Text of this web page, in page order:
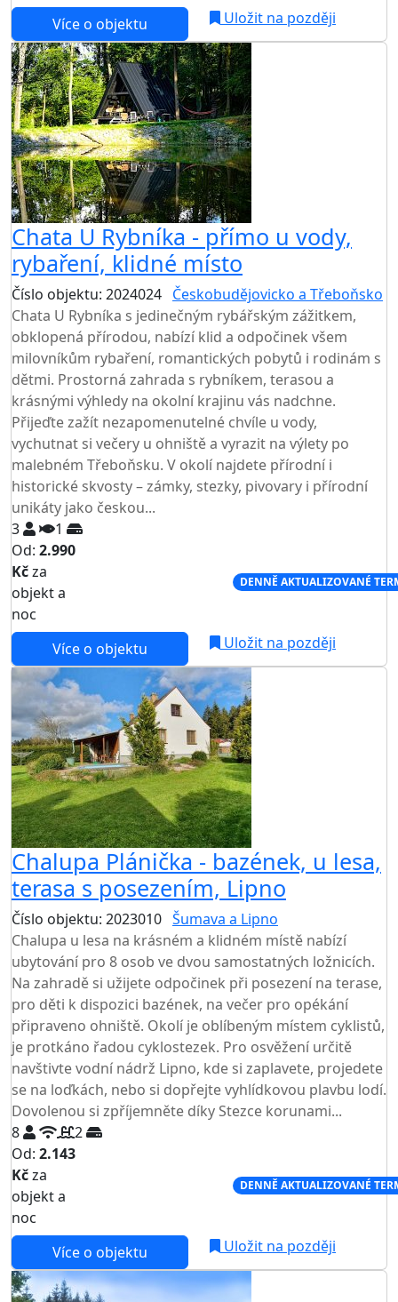
Více o objektu Uložit na později
Chata U Rybníka - přímo u vody,
rybaření, klidné místo
Číslo objektu: 2024024 Českobudějovicko a Třeboňsko
Chata U Rybníka s jedinečným rybářským zážitkem,
obklopená přírodou, nabízí klid a odpočinek všem
milovníkům rybaření, romantických pobytů i rodinám s
dětmi. Prostorná zahrada s rybníkem, terasou a
krásnými výhledy na okolní krajinu vás nadchne.
Přijeďte zažít nezapomenutelné chvíle u vody,
vychutnat si večery u ohniště a vyrazit na výlety po
malebném Třeboňsku. V okolí najdete přírodní i
historické skvosty – zámky, stezky, pivovary i přírodní
unikáty jako českou...
3
1
Od: 2.990
Kčza
objekt a
noc
DENNĚ AKTUALIZOVANÉ
Více o objektu Uložit na později
Chalupa Plánička - bazének, u lesa,
terasa s posezením, Lipno
Číslo objektu: 2023010 Šumava a Lipno
Chalupa u lesa na krásném a klidném místě nabízí
ubytování pro 8 osob ve dvou samostatných ložnicích.
Na zahradě si užijete odpočinek při posezení na terase,
pro děti k dispozici bazének, na večer pro opékání
připraveno ohniště. Okolí je oblíbeným místem cyklistů,
je protkáno řadou cyklostezek. Pro osvěžení určitě
navštivte vodní nádrž Lipno, kde si zaplavete, projedete
se na loďkách, nebo si dopřejte vyhlídkovou plavbu lodí.
Dovolenou si zpříjemněte díky Stezce korunami...
8
2
Od: 2.143
Kčza
objekt a
noc
DENNĚ AKTUALIZOVANÉ
Více o objektu Uložit na později